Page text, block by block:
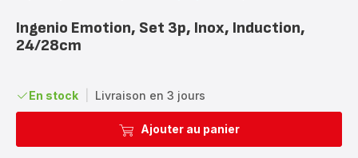
Ingenio Emotion, Set 3p, Inox, Induction,
24/28cm
En stock Livraison en 3 jours
Ajouter au panier